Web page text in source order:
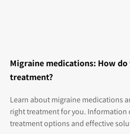
Migraine medications: How
treatment?
Learn about migraine medications
right treatment for you. Information
treatment options and effective